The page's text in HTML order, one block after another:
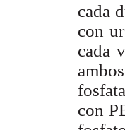
cada
con
cada
con